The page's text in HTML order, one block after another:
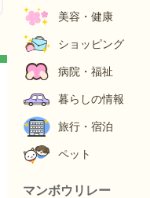
美容・健康
ショッピング
病院・福祉
暮らしの情報
旅行・宿泊
ペット
マンボウリレー